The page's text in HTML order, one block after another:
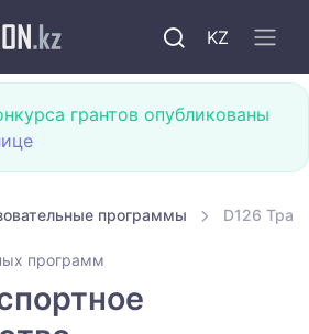
KZ
грантов опубликованы
программы D126
программ